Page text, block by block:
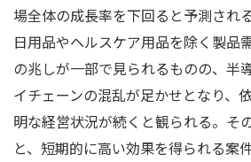
場全体の成長率を下回ると予測される
日用品やヘルスケア用品を除く製品
の兆しが一部で見られるものの、半
イチェーンの混乱が足かせとなり、
明な経営状況が続くと観られる。そ
と、短期的に高い効果を得られる案